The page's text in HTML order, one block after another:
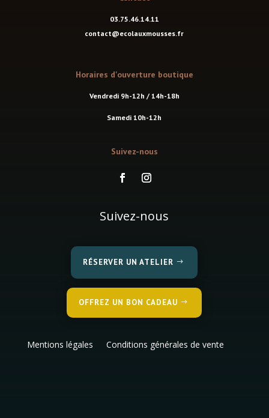
03.75.46.14.11
contact@ecolauxmousses.fr
Horaires d'ouverture boutique
Vendredi 9h-12h / 14h-18h
Samedi 10h-12h
Suivez-nous
Suivez-nous
RÉSERVER UN ATELIER
OFFREZ UN BON CADEAU
Mentions légales Conditions générales de vente